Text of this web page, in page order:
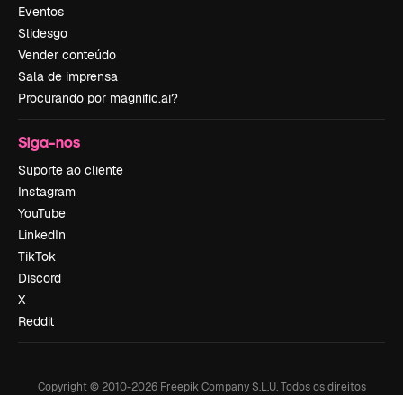
Eventos
Slidesgo
Vender conteúdo
Sala de imprensa
Procurando por magnific.ai?
Siga-nos
Suporte ao cliente
Instagram
YouTube
LinkedIn
TikTok
Discord
X
Reddit
Copyright © 2010-2026Freepik Company S.L.U. Todos os direitos